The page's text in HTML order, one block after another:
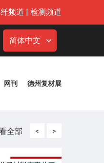
频道 | 检测频道
简体中文
网刊 德州复材展
全部 < >